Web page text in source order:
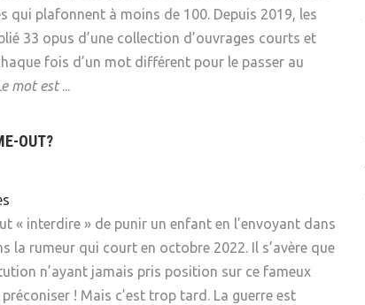
qui plafonnent à moins de 100. Depuis 2019, les
33 opus d’une collection d’ouvrages courts et
fois d’un mot différent pour le passer au
mot est...
OUT?
« interdire » de punir un enfant en l’envoyant dans
la rumeur qui court en octobre 2022. Il s’avère que
n’ayant jamais pris position sur ce fameux
! Mais c’est trop tard. La guerre est